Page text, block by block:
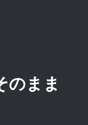
のまま